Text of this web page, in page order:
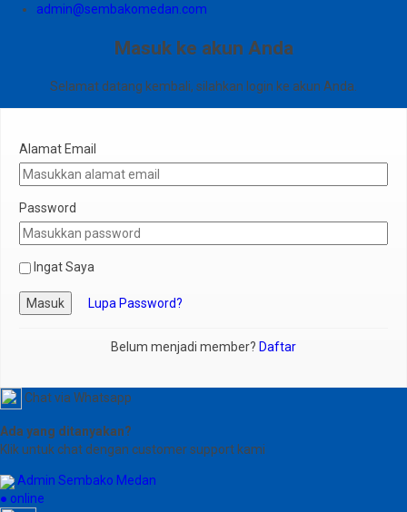
admin@sembakomedan.com
Masuk ke akun Anda
Selamat datang kembali, silahkan login ke akun Anda.
Alamat Email
Password
Ingat Saya
Masuk Lupa Password?
Belum menjadi member? Daftar
Chat via Whatsapp
Ada yang ditanyakan?
Klik untuk chat dengan customer support kami
Admin Sembako Medan
● online